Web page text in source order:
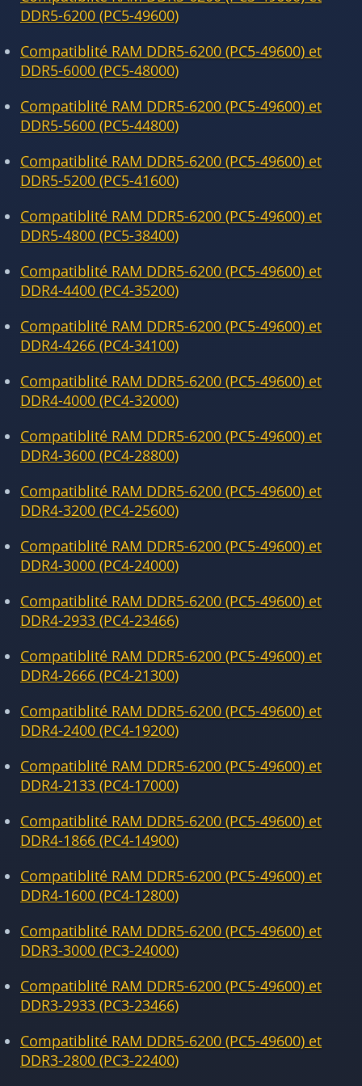
DDR5-6200 (PC5-49600)
Compatiblité RAM DDR5-6200 (PC5-49600) et
DDR5-6000 (PC5-48000)
Compatiblité RAM DDR5-6200 (PC5-49600) et
DDR5-5600 (PC5-44800)
Compatiblité RAM DDR5-6200 (PC5-49600) et
DDR5-5200 (PC5-41600)
Compatiblité RAM DDR5-6200 (PC5-49600) et
DDR5-4800 (PC5-38400)
Compatiblité RAM DDR5-6200 (PC5-49600) et
DDR4-4400 (PC4-35200)
Compatiblité RAM DDR5-6200 (PC5-49600) et
DDR4-4266 (PC4-34100)
Compatiblité RAM DDR5-6200 (PC5-49600) et
DDR4-4000 (PC4-32000)
Compatiblité RAM DDR5-6200 (PC5-49600) et
DDR4-3600 (PC4-28800)
Compatiblité RAM DDR5-6200 (PC5-49600) et
DDR4-3200 (PC4-25600)
Compatiblité RAM DDR5-6200 (PC5-49600) et
DDR4-3000 (PC4-24000)
Compatiblité RAM DDR5-6200 (PC5-49600) et
DDR4-2933 (PC4-23466)
Compatiblité RAM DDR5-6200 (PC5-49600) et
DDR4-2666 (PC4-21300)
Compatiblité RAM DDR5-6200 (PC5-49600) et
DDR4-2400 (PC4-19200)
Compatiblité RAM DDR5-6200 (PC5-49600) et
DDR4-2133 (PC4-17000)
Compatiblité RAM DDR5-6200 (PC5-49600) et
DDR4-1866 (PC4-14900)
Compatiblité RAM DDR5-6200 (PC5-49600) et
DDR4-1600 (PC4-12800)
Compatiblité RAM DDR5-6200 (PC5-49600) et
DDR3-3000 (PC3-24000)
Compatiblité RAM DDR5-6200 (PC5-49600) et
DDR3-2933 (PC3-23466)
Compatiblité RAM DDR5-6200 (PC5-49600) et
DDR3-2800 (PC3-22400)